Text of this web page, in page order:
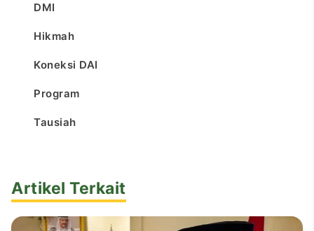
DMI
Hikmah
Koneksi DAI
Program
Tausiah
Artikel Terkait